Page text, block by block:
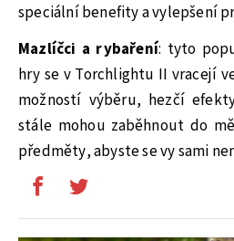
speciální benefity a vylepšení
Mazlíčci a rybaření: tyto
hry se v Torchlightu II vracejí
možností výběru, hezčí
stále mohou zaběhnout do
předměty, abyste se vy sami